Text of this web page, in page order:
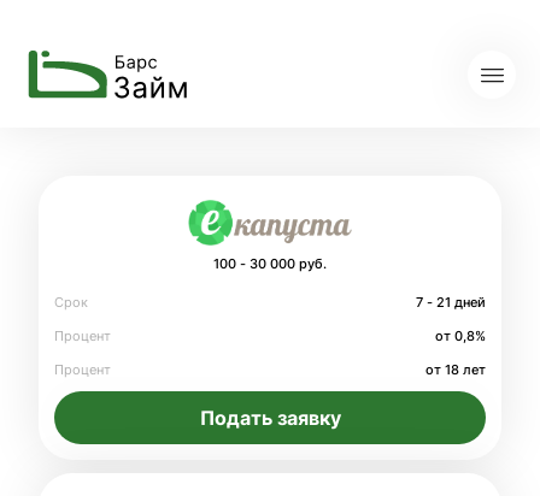
100 - 30 000 руб.
Срок
7 - 21 дней
Процент
от 0,8%
Процент
от 18 лет
Подать заявку